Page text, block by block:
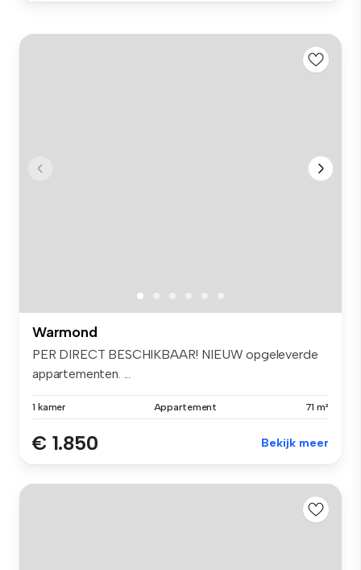
Warmond
PER DIRECT BESCHIKBAAR! NIEUW opgeleverde
appartementen. ...
1 kamer Appartement 71 m²
€ 1.850 Bekijk meer